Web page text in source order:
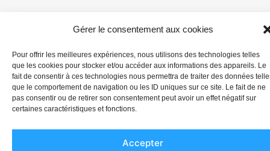
Gérer le consentement aux cookies
Pour offrir les meilleures expériences, nous utilisons des technologies telles
que les cookies pour stocker et/ou accéder aux informations des appareils. Le
fait de consentir à ces technologies nous permettra de traiter des données
que le comportement de navigation ou les ID uniques sur ce site. Le fait de ne
pas consentir ou de retirer son consentement peut avoir un effet négatif sur
certaines caractéristiques et fonctions.
Accepter
10 Rue des Frères Lumière
ZAC Clément Ader, 34830 JACOU
Keole.net